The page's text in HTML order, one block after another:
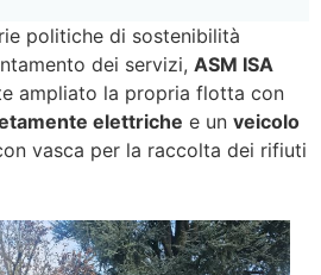
politiche di sostenibilità
dei servizi, ASM ISA
ampliato la propria flotta con
elettriche e un veicolo
vasca per la raccolta dei rifiuti